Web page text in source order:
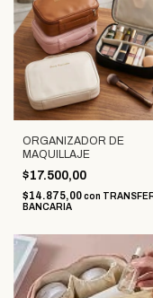
ORGANIZADOR DE
MAQUILLAJE
$17.500,00
$14.875,00con
BANCARIA